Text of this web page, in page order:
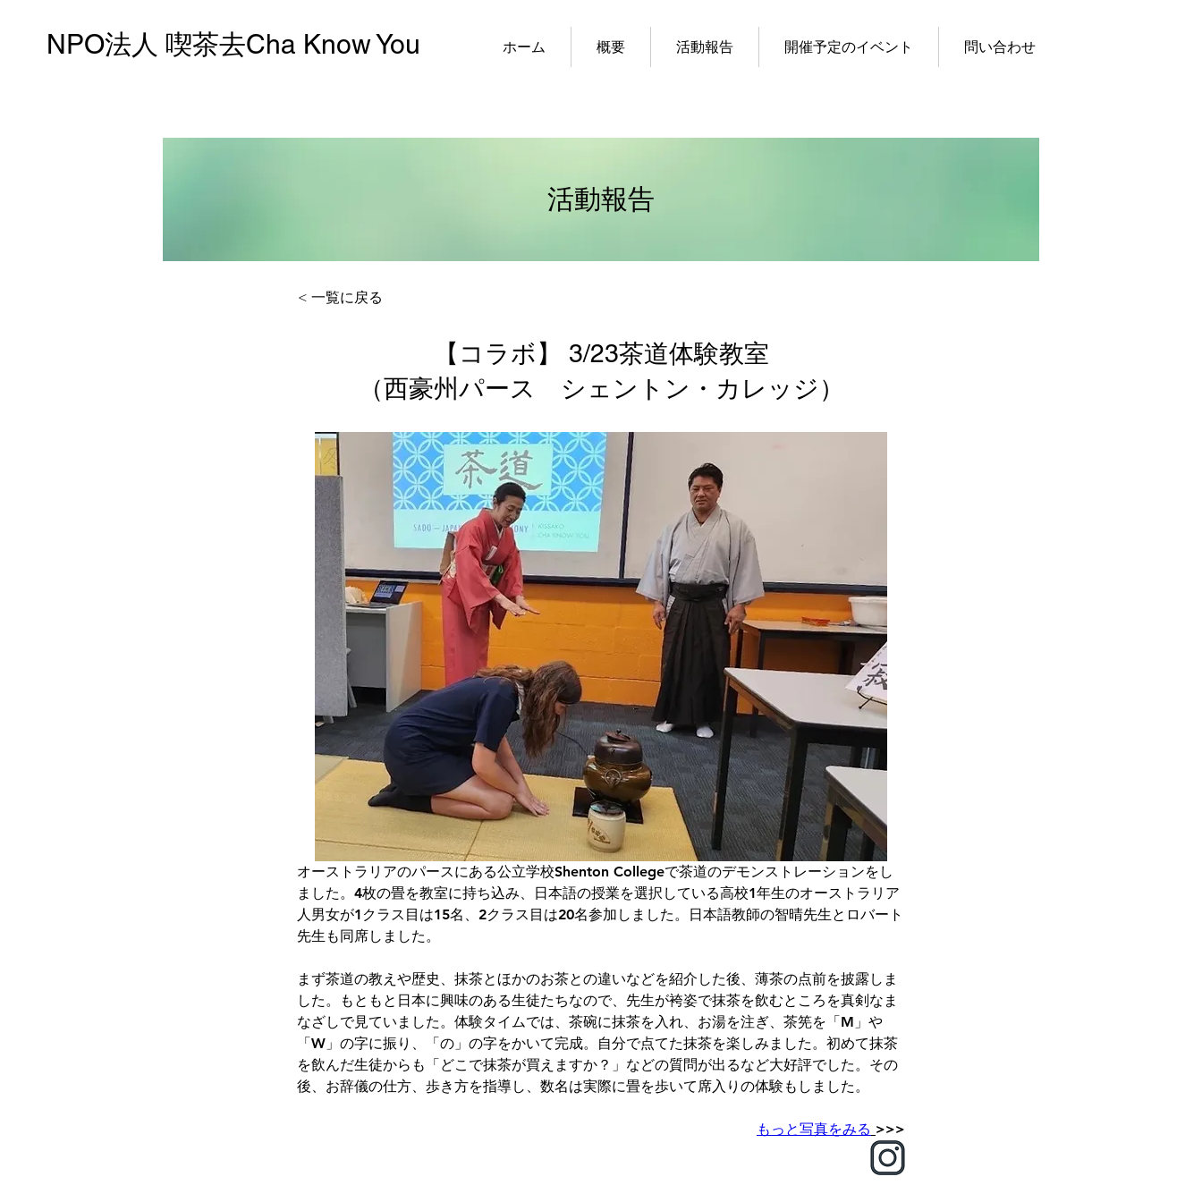
NPO法人 喫茶去Cha Know You ホーム 概要 活動報告 開催予定のイベント 問い合わせ
活動報告
< 一覧に戻る
【コラボ】 3/23茶道体験教室
（西豪州パース シェントン・カレッジ）
オーストラリアのパースにある公立学校Shenton Collegeで茶道のデモンストレーションをし
ました。4枚の畳を教室に持ち込み、日本語の授業を選択している高校1年生のオーストラリア
人男女が1クラス目は15名、2クラス目は20名参加しました。日本語教師の智晴先生とロバート
先生も同席しました。
まず茶道の教えや歴史、抹茶とほかのお茶との違いなどを紹介した後、薄茶の点前を披露しま
した。もともと日本に興味のある生徒たちなので、先生が袴姿で抹茶を飲むところを真剣なま
なざしで見ていました。体験タイムでは、茶碗に抹茶を入れ、お湯を注ぎ、茶筅を「M」や
「W」の字に振り、「の」の字をかいて完成。自分で点てた抹茶を楽しみました。初めて抹茶
を飲んだ生徒からも「どこで抹茶が買えますか？」などの質問が出るなど大好評でした。その
後、お辞儀の仕方、歩き方を指導し、数名は実際に畳を歩いて席入りの体験もしました。
もっと写真をみる >>>